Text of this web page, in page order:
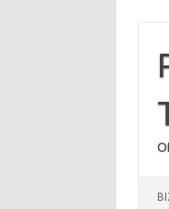
treści